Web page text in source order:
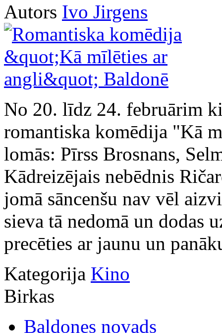
Autors Ivo Jirgens
No 20. līdz 24. februārim
romantiska komēdija "Kā
lomās: Pīrss Brosnans,
Kādreizējais nebēdnis
jomā sāncenšu nav vēl
sieva tā nedomā un dodas
precēties ar jaunu un
Kategorija Kino
Birkas
Baldones novads